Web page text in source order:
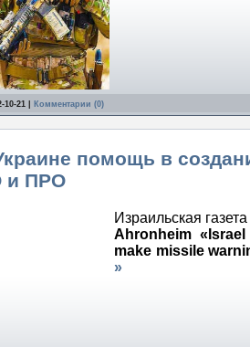
10-21 Комментарии (0)
помощь в
и ПРО
Израильская газета
Ahronheim
make missile
»